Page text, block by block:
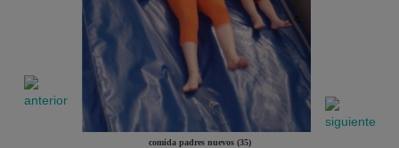
comida padres nuevos (35)